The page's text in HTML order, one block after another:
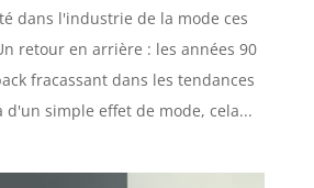
dans l'industrie de la mode ces
retour en arrière : les années 90
fracassant dans les tendances
d'un simple effet de mode, cela...